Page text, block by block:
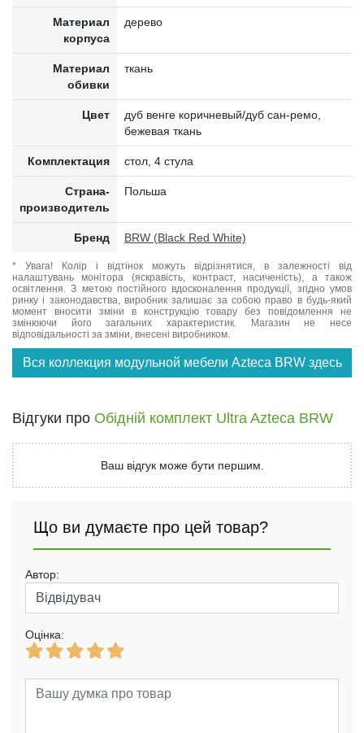
Материал
корпуса
дерево
Материал
обивки
ткань
Цвет
дуб венге коричневый/дуб сан-ремо,
бежевая ткань
Комплектация стол, 4 стула
Страна-
производитель
Польша
Бренд BRW (Black Red White)
* Увага! Колір і відтінок можуть відрізнятися, в залежності від
налаштувань монітора (яскравість, контраст, насиченість), а також
освітлення. З метою постійного вдосконалення продукції, згідно умов
ринку і законодавства, виробник залишає за собою право в будь-який
момент вносити зміни в конструкцію товару без повідомлення не
змінюючи його загальних характеристик. Магазин не несе
відповідальності за зміни, внесені виробником.
Вся коллекция модульной мебели Azteca BRW здесь
Відгуки про Обідній комплект Ultra Azteca BRW
Ваш відгук може бути першим.
Що ви думаєте про цей товар?
Автор:
Оцінка: